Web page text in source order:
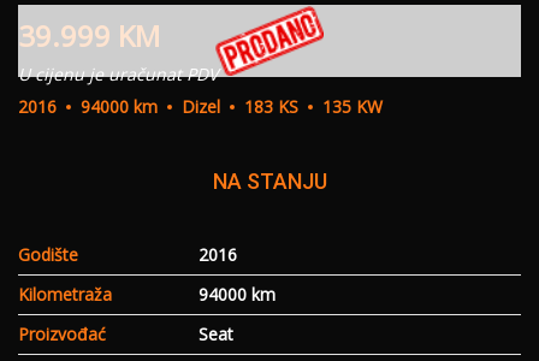
39.999 KM
U cijenu je uračunat PDV
2016
94000 km Dizel 183 KS 135 KW
NA STANJU
Godište
2016
Kilometraža
94000 km
Proizvođać
Seat